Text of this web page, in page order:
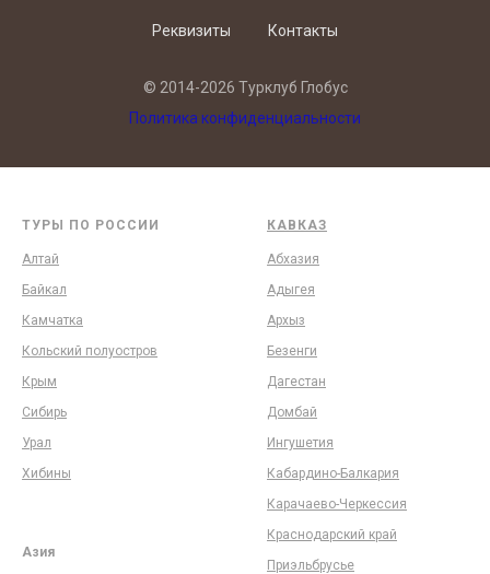
Реквизиты Контакты
© 2014-2026 Турклуб Глобус
Политика конфиденциальности
ТУРЫ ПО РОССИИ
Алтай
Байкал
Камчатка
Кольский полуостров
Крым
Сибирь
Урал
Хибины
Азия
КАВКАЗ
Абхазия
Адыгея
Архыз
Безенги
Дагестан
Домбай
Ингушетия
Кабардино-Балкария
Карачаево-Черкессия
Краснодарский край
Приэльбрусье